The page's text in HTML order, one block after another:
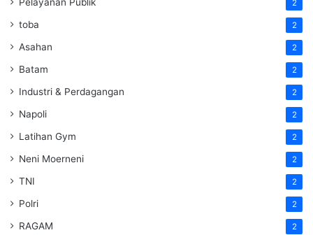
Pelayanan Publik 2
toba 2
Asahan 2
Batam 2
Industri & Perdagangan 2
Napoli 2
Latihan Gym 2
Neni Moerneni 2
TNI 2
Polri 2
RAGAM 2